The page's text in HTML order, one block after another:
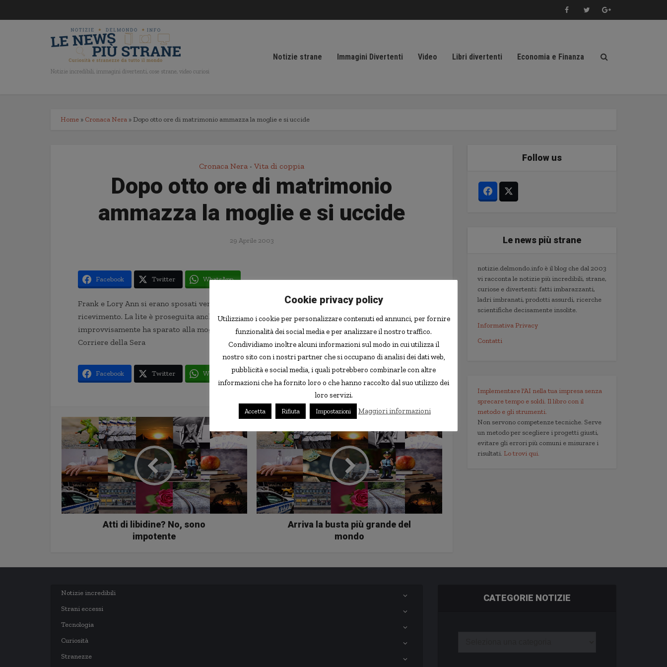
Notizie incredibili, immagini divertenti, cose strane, video curiosi
Notizie strane Immagini Divertenti Video Libri divertenti Economia e Finanza
Home » Cronaca Nera » Dopo otto ore di matrimonio ammazza la moglie e si uccide
Cronaca Nera • Vita di coppia
Dopo otto ore di matrimonio
ammazza la moglie e si uccide
29 Aprile 2003
Facebook Twitter WhatsApp
Frank e Lory Ann si erano sposati venerdì sera e hanno cominciato a litigare già durante il
ricevimento. La lite è proseguita anche tra le mura domestiche, fino a quando il neo marito
improvvisamente ha sparato alla moglie, ferendola a morte. Subito dopo si è tolto la vita.<br>Il
Corriere della Sera
Facebook Twitter WhatsApp
Atti di libidine? No, sono
impotente
Arriva la busta più grande del
mondo
Follow us
Le news più strane
notizie.delmondo.info è il blog che dal 2003
vi racconta le notizie più incredibili, strane,
curiose e divertenti: fatti imbarazzanti,
ladri imbranati, prodotti assurdi, ricerche
scientifiche decisamente insolite.
Informativa Privacy
Contatti
Implementare l'AI nella tua impresa senza
sprecare tempo e soldi. Il libro con il
metodo e gli strumenti.
Non servono competenze tecniche. Serve
un metodo per scegliere i progetti giusti,
evitare gli errori più comuni e misurare i
risultati. Lo trovi qui.
Notizie incredibili
Strani eccessi
Tecnologia
Curiosità
Stranezze
CATEGORIE NOTIZIE
Cookie privacy policy
Utilizziamo i cookie per personalizzare contenuti ed annunci, per fornire
funzionalità dei social media e per analizzare il nostro traffico.
Condividiamo inoltre alcuni informazioni sul modo in cui utilizza il
nostro sito con i nostri partner che si occupano di analisi dei dati web,
pubblicità e social media, i quali potrebbero combinarle con altre
informazioni che ha fornito loro o che hanno raccolto dal suo utilizzo dei
loro servizi.
Accetta Rifiuta Impostazioni Maggiori informazioni